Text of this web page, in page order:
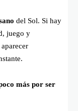
del Sol. Si hay
juego y
más por ser